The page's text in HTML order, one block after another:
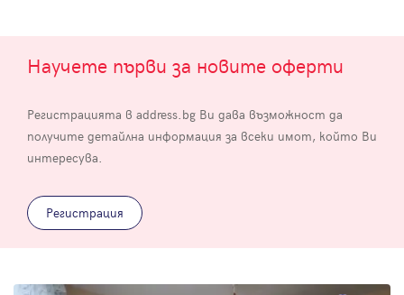
Научете първи за новите оферти
Регистрацията в address.bg Ви дава възможност да
получите детайлна информация за всеки имот, който Ви
интересува.
Регистрация